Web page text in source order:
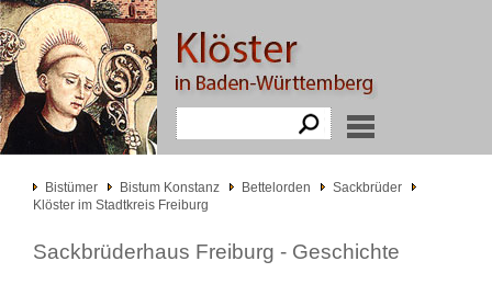
Bistümer Bistum Konstanz Bettelorden
Sackbrüder
Klöster im Stadtkreis Freiburg
Sackbrüderhaus Freiburg - Geschichte